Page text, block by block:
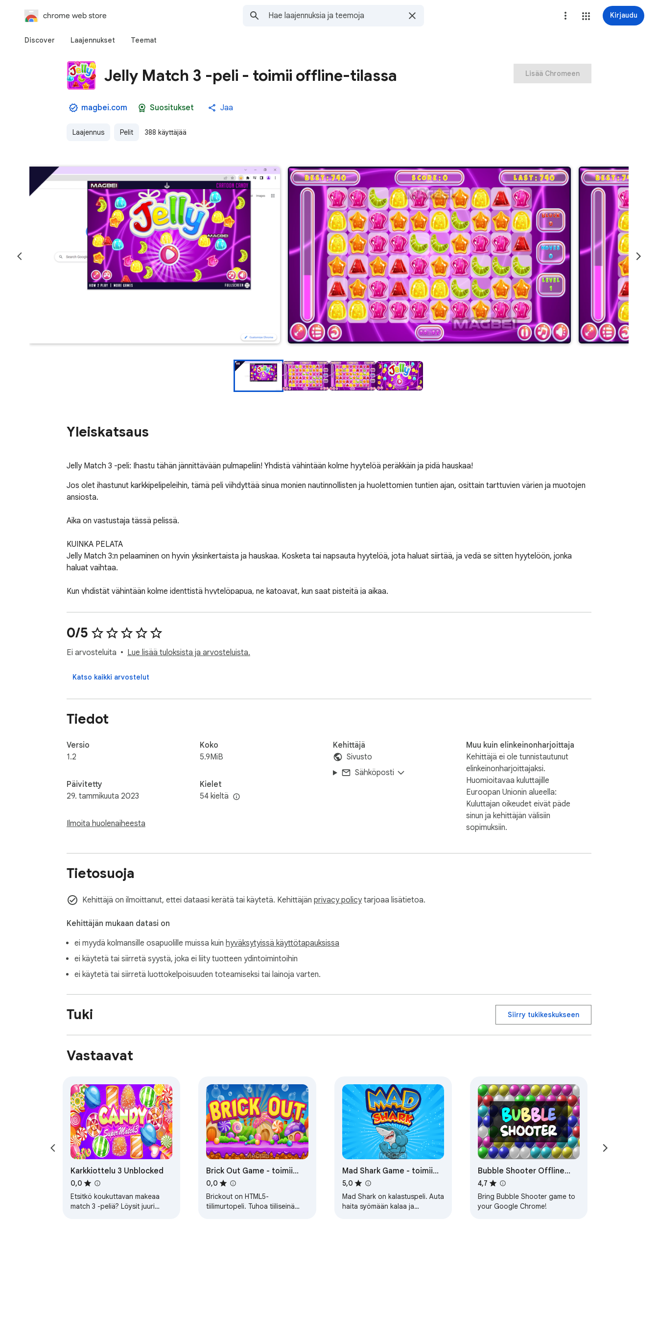
chrome web store Kirjaudu
Discover Laajennukset Teemat
Jelly Match 3 -peli - toimii offline-tilassa
magbei.com Suositukset Jaa
Laajennus Pelit 388 käyttäjää
Lisää Chromeen
Yleiskatsaus
Jelly Match 3 -peli: Ihastu tähän jännittävään pulmapeliin! Yhdistä vähintään kolme hyytelöä peräkkäin ja pidä hauskaa!
Jos olet ihastunut karkkipelipeleihin, tämä peli viihdyttää sinua monien nautinnollisten ja huolettomien tuntien ajan, osittain tarttuvien värien ja muotojen
ansiosta.
Aika on vastustaja tässä pelissä.
KUINKA PELATA
Jelly Match 3:n pelaaminen on hyvin yksinkertaista ja hauskaa. Kosketa tai napsauta hyytelöä, jota haluat siirtää, ja vedä se sitten hyytelöön, jonka
haluat vaihtaa.
Kun yhdistät vähintään kolme identtistä hyytelöpapua, ne katoavat, kun saat pisteitä ja aikaa.
Näet kuluneen ajan pelinäytön vasemmalla puolella (tiimalasi, joka tikittää minuutteja). Jos tiimalasin taso on nolla, peli on ohi.
SÄÄDÖT
- Tietokone: napsauta ja vedä hyytelöä hiirellä.
- Helppo pelata
- Offline-peli
Pystytkö olemaan lyömättä ajastin, kun pelaat Jelly Match-3 -peliä? Näytä meille, kuinka hyvä olet makeisten yhdistämispeleissä. Pelaa nyt!
0/5
Ei arvosteluita Lue lisää tuloksista ja arvosteluista.
Katso kaikki arvostelut
Tiedot
Versio
1.2
Päivitetty
29. tammikuuta 2023
Ilmoita huolenaiheesta
Koko
5.9MiB
Kielet
54 kieltä
Kehittäjä
Sivusto
Sähköposti
Muu kuin elinkeinonharjoittaja
Kehittäjä ei ole tunnistautunut
elinkeinonharjoittajaksi.
Huomioitavaa kuluttajille
Euroopan Unionin alueella:
Kuluttajan oikeudet eivät päde
sinun ja kehittäjän välisiin
sopimuksiin.
Tietosuoja
Kehittäjä on ilmoittanut, ettei dataasi kerätä tai käytetä. Kehittäjän privacy policytarjoaa lisätietoa.
Kehittäjän mukaan datasi on
ei myydä kolmansille osapuolille muissa kuin hyväksytyissä käyttötapauksissa
ei käytetä tai siirretä syystä, joka ei liity tuotteen ydintoimintoihin
ei käytetä tai siirretä luottokelpoisuuden toteamiseksi tai lainoja varten.
Tuki Siirry tukikeskukseen
Vastaavat
Karkkiottelu 3 Unblocked
0,0
Etsitkö koukuttavan makeaa
match 3 -peliä? Löysit juuri
Brick Out Game - toimii
offline-tilassa
0,0
Brickout on HTML5-
tiilimurtopeli. Tuhoa tiiliseinä
Mad Shark Game - toimii
offline-tilassa
5,0
Mad Shark on kalastuspeli. Auta
haita syömään kalaa ja
Bubble Shooter Offline
Game
4,7
Bring Bubble Shooter game to
your Google Chrome!